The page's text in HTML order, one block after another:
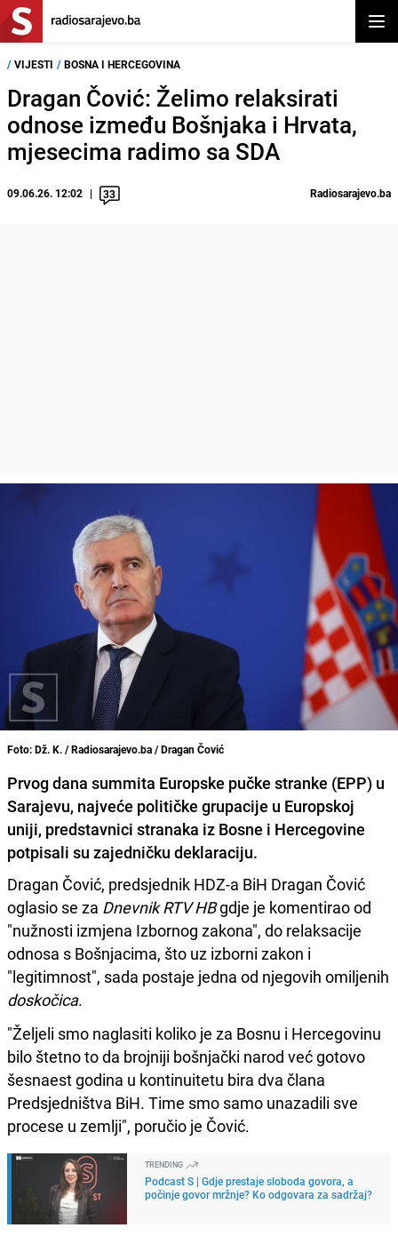
/ VIJESTI / BOSNA I HERCEGOVINA
Dragan Čović: Želimo relaksirati
odnose između Bošnjaka i Hrvata,
mjesecima radimo sa SDA
09.06.26. 12:02 33 Radiosarajevo.ba
Foto: Dž. K. / Radiosarajevo.ba / Dragan Čović
Prvog dana summita Europske pučke stranke (EPP) u
Sarajevu, najveće političke grupacije u Europskoj
uniji, predstavnici stranaka iz Bosne i Hercegovine
potpisali su zajedničku deklaraciju.
Dragan Čović, predsjednik HDZ-a BiH Dragan Čović
oglasio se za Dnevnik RTV HBgdje je komentirao od
"nužnosti izmjena Izbornog zakona", do relaksacije
odnosa s Bošnjacima, što uz izborni zakon i
"legitimnost", sada postaje jedna od njegovih omiljenih
doskočica.
"Željeli smo naglasiti koliko je za Bosnu i Hercegovinu
bilo štetno to da brojniji bošnjački narod već gotovo
šesnaest godina u kontinuitetu bira dva člana
Predsjedništva BiH. Time smo samo unazadili sve
procese u zemlji", poručio je Čović.
TRENDING
Podcast S | Gdje prestaje sloboda govora, a
počinje govor mržnje? Ko odgovara za sadržaj?